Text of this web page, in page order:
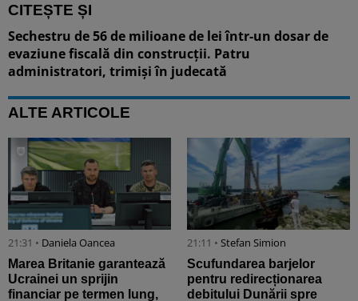
CITEȘTE ȘI
Sechestru de 56 de milioane de lei într-un dosar de
evaziune fiscală din construcții. Patru
administratori, trimiși în judecată
ALTE ARTICOLE
21:31 • Daniela Oancea
Marea Britanie garantează
Ucrainei un sprijin
financiar pe termen lung,
21:11 • Stefan Simion
Scufundarea barjelor
pentru redirecționarea
debitului Dunării spre